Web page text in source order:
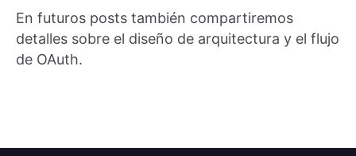
En futuros posts también compartiremos
detalles sobre el diseño de arquitectura y el flujo
de OAuth.